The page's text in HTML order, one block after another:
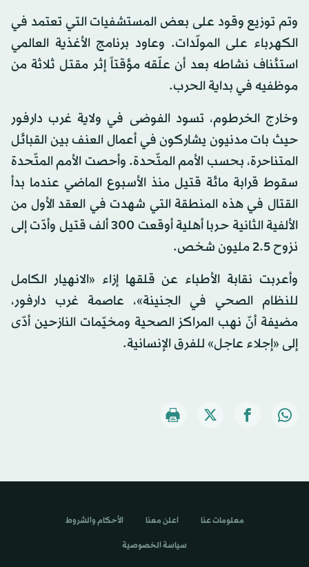
وتم توزيع وقود على بعض المستشفيات التي تعتمد في
الكهرباء على المولّدات. وعاود برنامج الأغذية العالمي
استئناف نشاطه بعد أن علّقه مؤقتاً إثر مقتل ثلاثة من
موظفيه في بداية الحرب.
وخارج الخرطوم، تسود الفوضى في ولاية غرب دارفور
حيث بات مدنيون يشاركون في أعمال العنف بين القبائل
المتناحرة، بحسب الأمم المتّحدة. وأحصت الأمم المتّحدة
سقوط قرابة مائة قتيل منذ الأسبوع الماضي عندما بدأ
القتال في هذه المنطقة التي شهدت في العقد الأول من
الألفية الثانية حربا أهلية أوقعت 300 ألف قتيل وأدّت إلى
نزوح 2.5 مليون شخص.
وأعربت نقابة الأطباء عن قلقها إزاء «الانهيار الكامل
للنظام الصحي في الجنينة»، عاصمة غرب دارفور،
مضيفة أنّ نهب المراكز الصحية ومخيّمات النازحين أدّى
إلى «إجلاء عاجل» للفرق الإنسانية.
معلومات عنا اعلن معنا الأحكام والشروط
سياسة الخصوصية